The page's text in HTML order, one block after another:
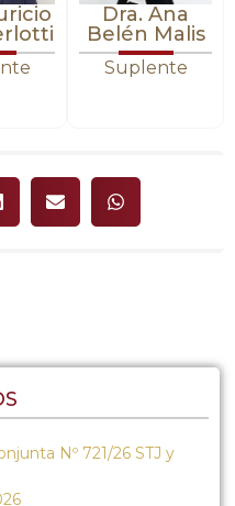
Dra. Ana
Belén Malis
Suplente
Nº 721/26 STJ y